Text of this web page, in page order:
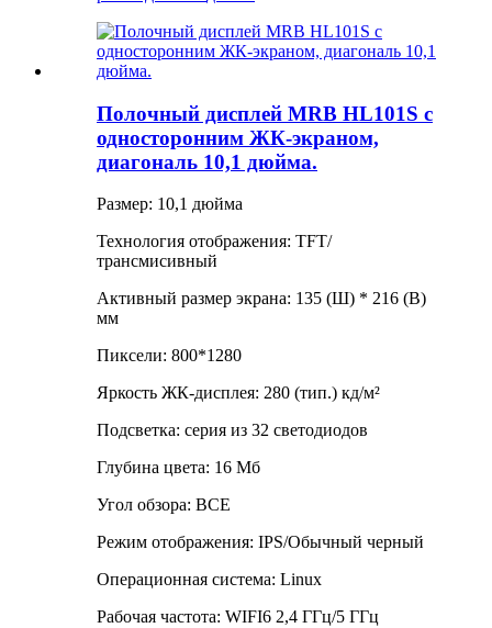
Полочный дисплей MRB HL101S с
односторонним ЖК-экраном,
диагональ 10,1 дюйма.
Размер: 10,1 дюйма
Технология отображения: TFT/
трансмисивный
Активный размер экрана: 135 (Ш) * 216 (В)
мм
Пиксели: 800*1280
Яркость ЖК-дисплея: 280 (тип.) кд/м²
Подсветка: серия из 32 светодиодов
Глубина цвета: 16 Мб
Угол обзора: ВСЕ
Режим отображения: IPS/Обычный черный
Операционная система: Linux
Рабочая частота: WIFI6 2,4 ГГц/5 ГГц